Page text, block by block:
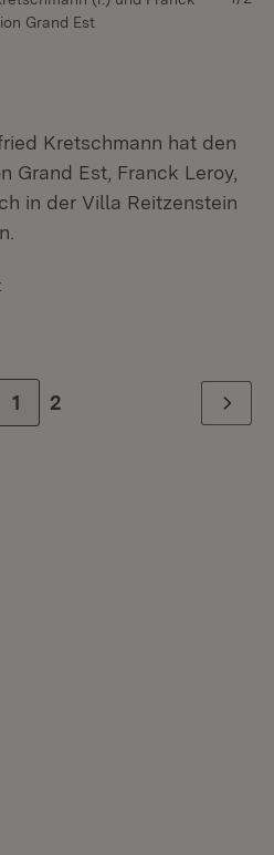
Grand Est
Kretschmann hat den
Grand Est, Franck Leroy,
in der Villa Reitzenstein
Zur Seite
1 Zur letzten Seite
2 Weiter